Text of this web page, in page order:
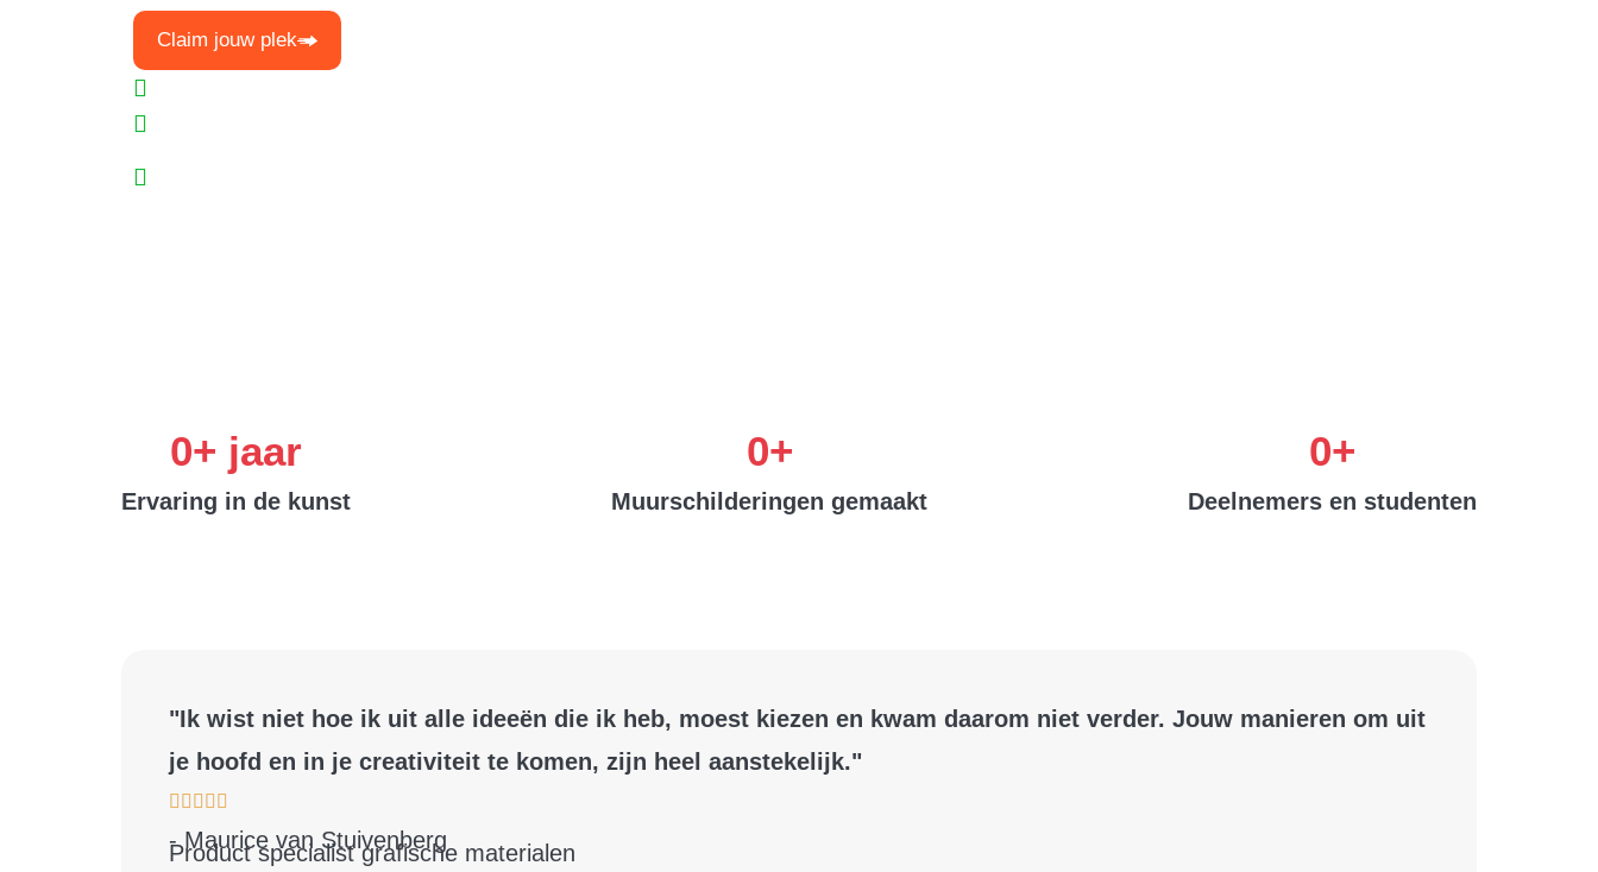
Claim jouw plek
Ervaring in de kunst
0+ jaar
Muurschilderingen gemaakt
0+
Deelnemers en studenten
0+
"Ik wist niet hoe ik uit alle ideeën die ik heb, moest kiezen en kwam daarom niet verder. Jouw manieren om uit
je hoofd en in je creativiteit te komen, zijn heel aanstekelijk."
- Maurice van Stuivenberg
Product specialist grafische materialen